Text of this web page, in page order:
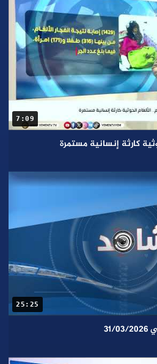
7:09
كارثة إنسانية مستمرة
25:25